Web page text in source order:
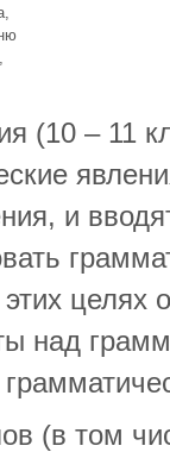
(10 – 11
и
целях
над
(в том